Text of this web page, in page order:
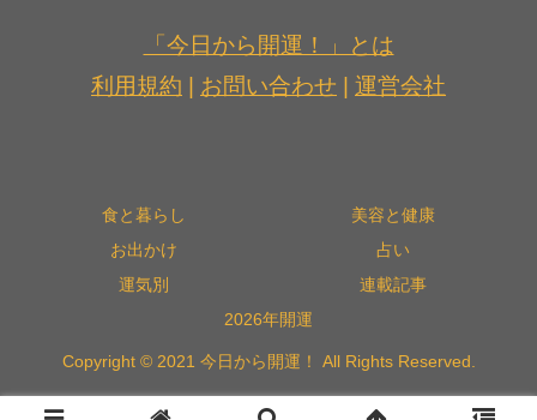
「今日から開運！」とは
利用規約
お問い合わせ 運営会社
食と暮らし
美容と健康
お出かけ
占い
運気別
連載記事
2026年開運
Copyright © 2021 今日から開運！ All Rights Reserved.